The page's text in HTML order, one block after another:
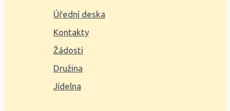
Úřední deska
Kontakty
Žádosti
Družina
Jídelna